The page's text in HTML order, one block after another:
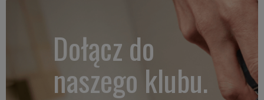
Dołącz do
naszego klubu.